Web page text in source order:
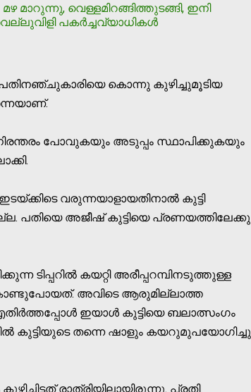
മഴ മാറുന്നു, വെള്ളമിറങ്ങിത്തുടങ്ങി, ഇനി
പകര്‍ച്ചവ്യാധികള്‍
പതിനഞ്ചുകാരിയെ കൊന്നു കുഴിച്ചുമൂടിയ
പോവുകയും അടുപ്പം സ്ഥാപിക്കുകയും
വരുന്നയാളായതിനാല്‍ കുട്ടി
പതിയെ അജീഷ് കുട്ടിയെ പ്രണയത്തിലേക്കു
ടിപ്പറില്‍ കയറ്റി അരീപ്പറമ്പിനടുത്തുള്ള
അവിടെ ആരുമില്ലാത്ത
എതിര്‍ത്തപ്പോള്‍ ഇയാള്‍ കുട്ടിയെ ബലാത്സംഗം
കുട്ടിയുടെ തന്നെ ഷാളും കയറുമുപയോഗിച്ചു
രാത്രിയിലായിരുന്നു. പ്രതി